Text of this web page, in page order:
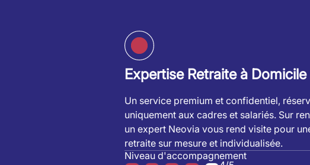
Expertise Retraite à Domicile
Un service premium et confidentiel,
uniquement aux cadres et salariés. Sur
un expert Neovia vous rend visite pour
retraite sur mesure et individualisée.
Niveau d'accompagnement